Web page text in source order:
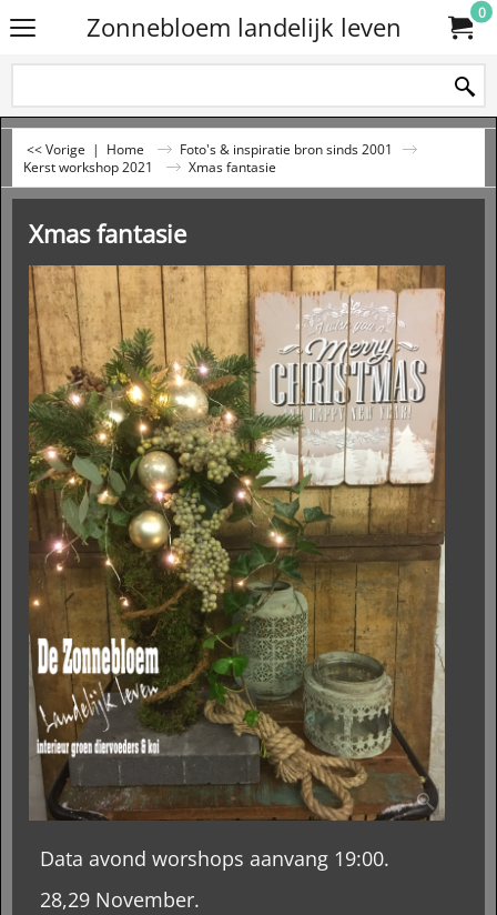
Zonnebloem landelijk leven 0
<< Vorige | Home
Foto's & inspiratie bron sinds 2001
Kerst workshop 2021
Xmas fantasie
Xmas fantasie
Data avond worshops aanvang 19:00.
28,29 November.